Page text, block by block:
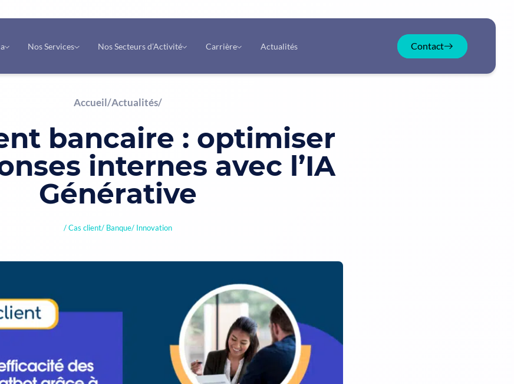
Nos Services Nos Secteurs d’Activité Carrière Actualités Contact
Accueil/Actualités/
bancaire : optimiser
internes avec l’IA
Générative
Cas client Banque Innovation